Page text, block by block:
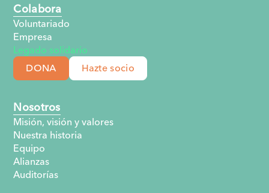
Nosotros
Misión, visión y valores
Nuestra historia
Equipo
Alianzas
Auditorías
Colabora
Voluntariado
Empresa
Legado solidario
DONA Hazte socio